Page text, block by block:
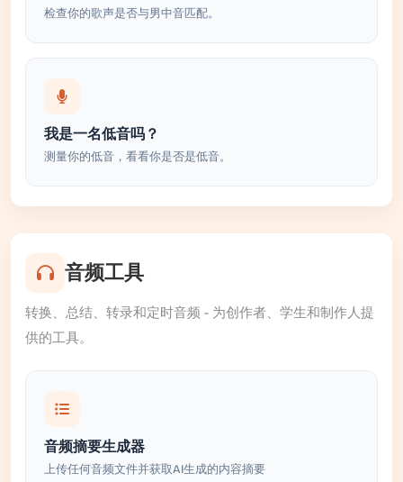
检查你的歌声是否与男中音匹配。
我是一名低音吗？
测量你的低音，看看你是否是低音。
音频工具
转换、总结、转录和定时音频 - 为创作者、学生和制作人提
供的工具。
音频摘要生成器
上传任何音频文件并获取AI生成的内容摘要